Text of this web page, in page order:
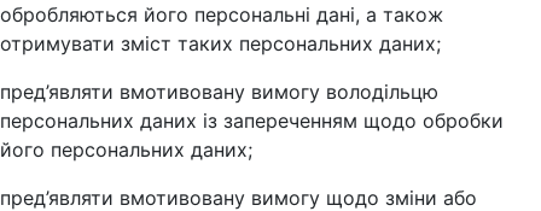
обробляються його персональні дані, а також
отримувати зміст таких персональних даних;
пред’являти вмотивовану вимогу володільцю
персональних даних із запереченням щодо обробки
його персональних даних;
пред’являти вмотивовану вимогу щодо зміни або